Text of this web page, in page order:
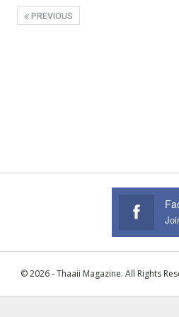
PREVIOUS
© 2026 - Thaaii Magazine. All Rights